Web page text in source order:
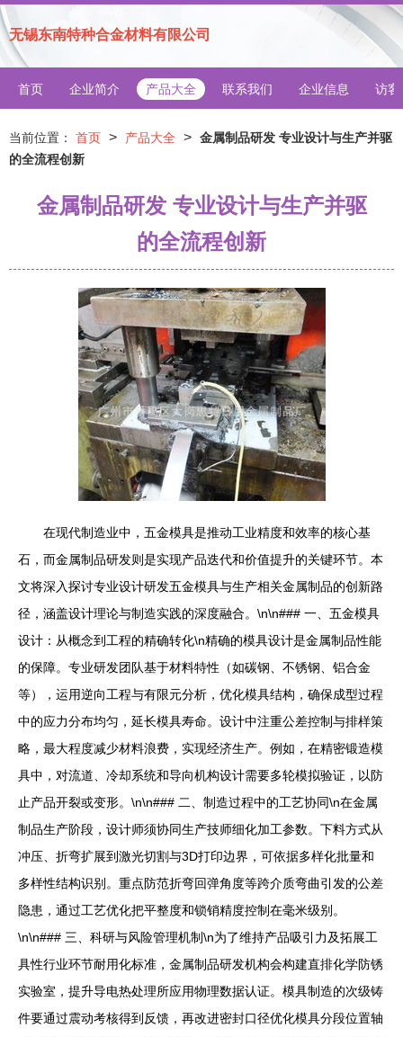
无锡东南特种合金材料有限公司
首页 企业简介 产品大全 联系我们 企业信息 访客
当前位置： 首页 > 产品大全 > 金属制品研发 专业设计与生产并驱
的全流程创新
金属制品研发 专业设计与生产并驱
的全流程创新
在现代制造业中，五金模具是推动工业精度和效率的核心基
石，而金属制品研发则是实现产品迭代和价值提升的关键环节。本
文将深入探讨专业设计研发五金模具与生产相关金属制品的创新路
径，涵盖设计理论与制造实践的深度融合。\n\n### 一、五金模具
设计：从概念到工程的精确转化\n精确的模具设计是金属制品性能
的保障。专业研发团队基于材料特性（如碳钢、不锈钢、铝合金
等），运用逆向工程与有限元分析，优化模具结构，确保成型过程
中的应力分布均匀，延长模具寿命。设计中注重公差控制与排样策
略，最大程度减少材料浪费，实现经济生产。例如，在精密锻造模
具中，对流道、冷却系统和导向机构设计需要多轮模拟验证，以防
止产品开裂或变形。\n\n### 二、制造过程中的工艺协同\n在金属
制品生产阶段，设计师须协同生产技师细化加工参数。下料方式从
冲压、折弯扩展到激光切割与3D打印边界，可依据多样化批量和
多样性结构识别。重点防范折弯回弹角度等跨介质弯曲引发的公差
隐患，通过工艺优化把平整度和锁销精度控制在毫米级别。
\n\n### 三、科研与风险管理机制\n为了维持产品吸引力及拓展工
具性行业环节耐用化标准，金属制品研发机构会构建直排化学防锈
实验室，提升导电热处理所应用物理数据认证。模具制造的次级铸
件要通过震动考核得到反馈，再改进密封口径优化模具分段位置轴